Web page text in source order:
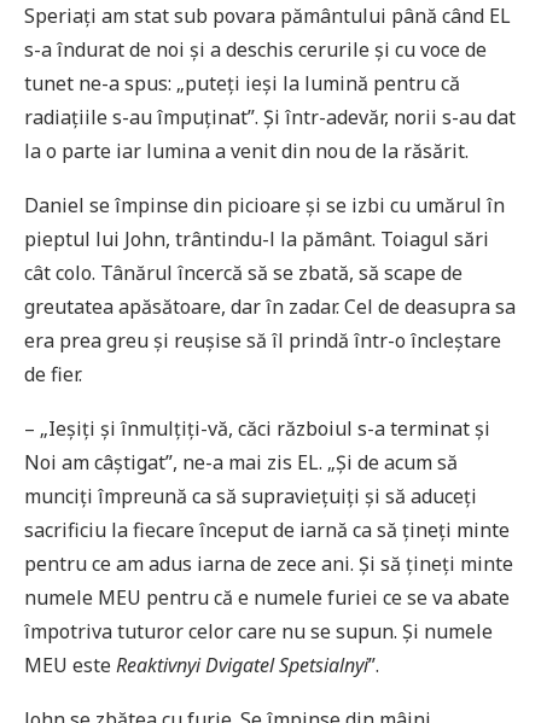
Speriați am stat sub povara pământului până când EL
s-a îndurat de noi și a deschis cerurile și cu voce de
tunet ne-a spus: „puteți ieși la lumină pentru că
radiațiile s-au împuținat”. Și într-adevăr, norii s-au dat
la o parte iar lumina a venit din nou de la răsărit.
Daniel se împinse din picioare și se izbi cu umărul în
pieptul lui John, trântindu-l la pământ. Toiagul sări
cât colo. Tânărul încercă să se zbată, să scape de
greutatea apăsătoare, dar în zadar. Cel de deasupra sa
era prea greu și reușise să îl prindă într-o încleștare
de fier.
– „Ieșiți și înmulțiți-vă, căci războiul s-a terminat și
Noi am câștigat”, ne-a mai zis EL. „Și de acum să
munciți împreună ca să supraviețuiți și să aduceți
sacrificiu la fiecare început de iarnă ca să țineți minte
pentru ce am adus iarna de zece ani. Și să țineți minte
numele MEU pentru că e numele furiei ce se va abate
împotriva tuturor celor care nu se supun. Și numele
MEU esteReaktivnyi Dvigatel Spetsialnyi”.